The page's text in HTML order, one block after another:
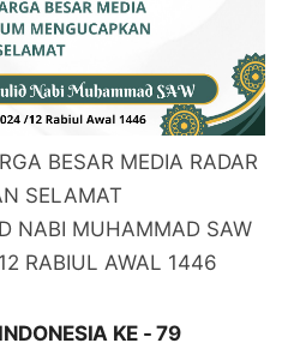
BESAR MEDIA RADAR
SELAMAT
NABI MUHAMMAD SAW
RABIUL AWAL 1446
KE - 79